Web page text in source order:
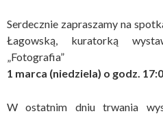
Serdecznie zapraszamy na
Łagowską, kuratorką
„Fotografia”
1 marca (niedziela) o godz.
W ostatnim dniu trwania